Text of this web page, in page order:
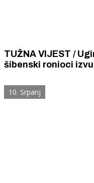
TUŽNA VIJEST /
šibenski ronioci
10. Srpanj